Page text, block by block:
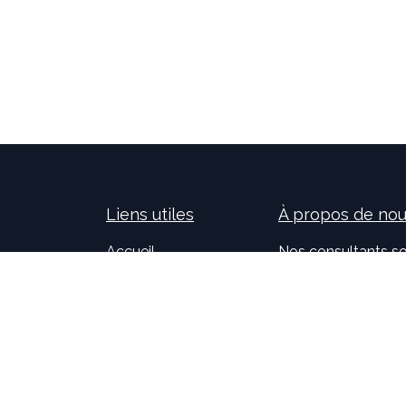
Liens utiles
Accueil
À propos de
Nos consultants